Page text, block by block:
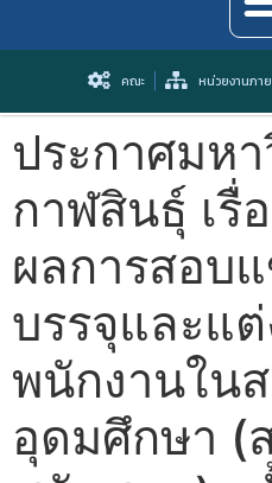
คณะ หน่วยงานภา
ประกาศมห
กาฬสินธุ์ เรื่
ผลการสอบ
บรรจุและแ
พนักงานใน
อุดมศึกษา (